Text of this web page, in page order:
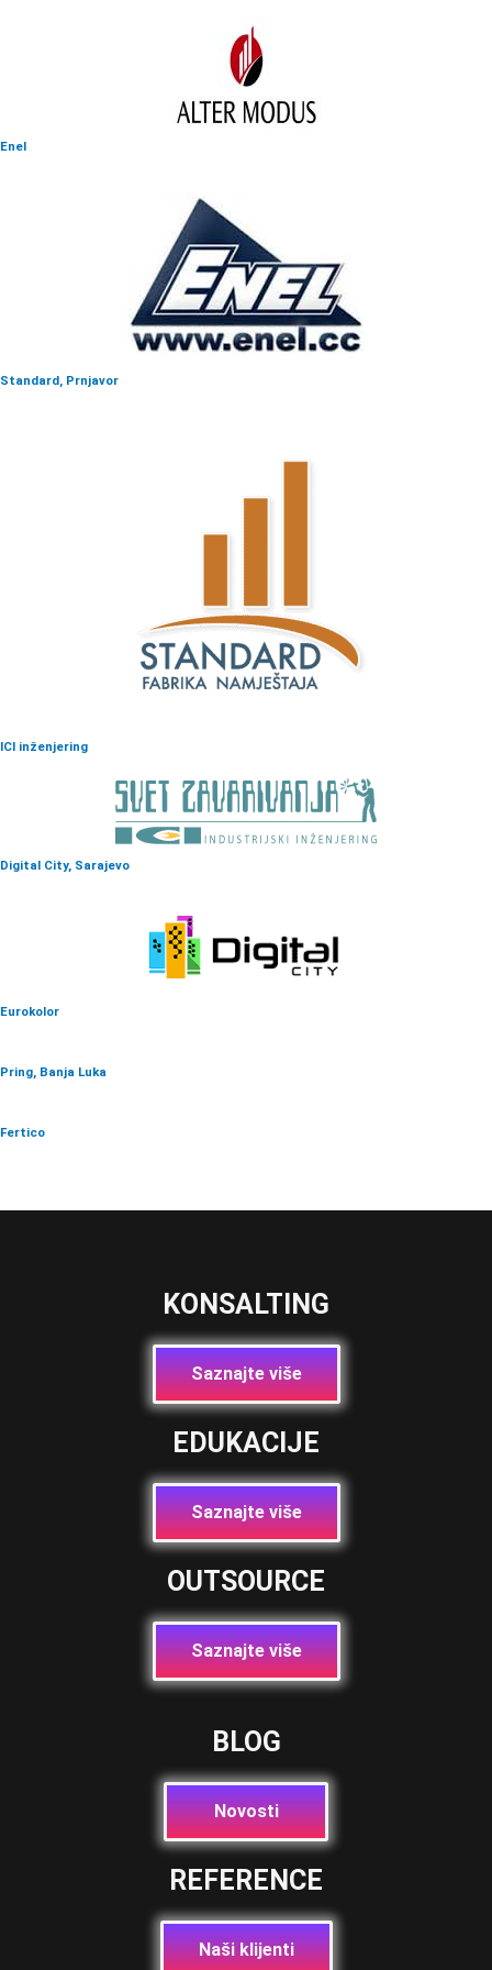
Enel
Standard, Prnjavor
ICI inženjering
Digital City, Sarajevo
Eurokolor
Pring, Banja Luka
Fertico
KONSALTING
Saznajte više
EDUKACIJE
Saznajte više
OUTSOURCE
Saznajte više
BLOG
Novosti
REFERENCE
Naši klijenti